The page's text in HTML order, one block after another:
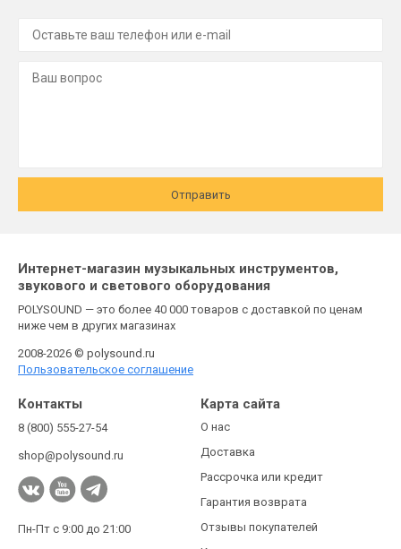
Отправить
Интернет-магазин музыкальных инструментов,
звукового и светового оборудования
POLYSOUND — это более 40 000 товаров с доставкой по ценам
ниже чем в других магазинах
2008-2026 © polysound.ru
Пользовательское соглашение
Контакты
8 (800) 555-27-54
shop@polysound.ru
Пн-Пт с 9:00 до 21:00
Карта сайта
О нас
Доставка
Рассрочка или кредит
Гарантия возврата
Отзывы покупателей